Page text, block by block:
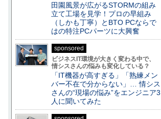
田園風景が広がるSTORMの組み
立て工場を見学！プロの早組み
（しかも丁寧）とBTO PCならで
はの特注PCパーツに大興奮
sponsored
ビジネスIT環境が大きく変わる中で、
情シスさんの悩みも変化している？
「IT機器が高すぎる」「熟練メン
バー不在で分からない」… 情シス
さんの“現場の悩み”をエンジニア3
人に聞いてみた